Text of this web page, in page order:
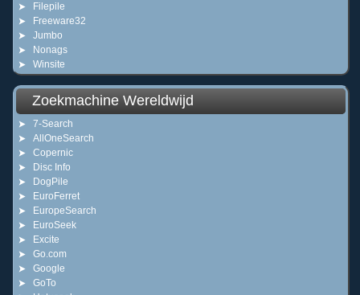
Filepile
Freeware32
Jumbo
Nonags
Winsite
Zoekmachine Wereldwijd
7-Search
AllOneSearch
Copernic
Disc Info
DogPile
EuroFerret
EuropeSearch
EuroSeek
Excite
Go.com
Google
GoTo